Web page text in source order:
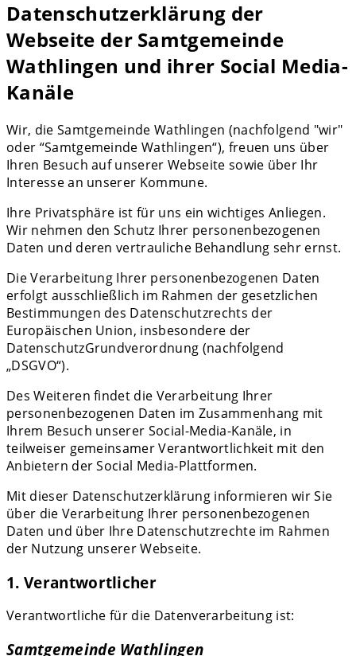
Datenschutzerklärung der
Webseite der Samtgemeinde
Wathlingen und ihrer Social Media-
Kanäle
Wir, die Samtgemeinde Wathlingen (nachfolgend "wir"
oder “Samtgemeinde Wathlingen“), freuen uns über
Ihren Besuch auf unserer Webseite sowie über Ihr
Interesse an unserer Kommune.
Ihre Privatsphäre ist für uns ein wichtiges Anliegen.
Wir nehmen den Schutz Ihrer personenbezogenen
Daten und deren vertrauliche Behandlung sehr ernst.
Die Verarbeitung Ihrer personenbezogenen Daten
erfolgt ausschließlich im Rahmen der gesetzlichen
Bestimmungen des Datenschutzrechts der
Europäischen Union, insbesondere der
DatenschutzGrundverordnung (nachfolgend
„DSGVO“).
Des Weiteren findet die Verarbeitung Ihrer
personenbezogenen Daten im Zusammenhang mit
Ihrem Besuch unserer Social-Media-Kanäle, in
teilweiser gemeinsamer Verantwortlichkeit mit den
Anbietern der Social Media-Plattformen.
Mit dieser Datenschutzerklärung informieren wir Sie
über die Verarbeitung Ihrer personenbezogenen
Daten und über Ihre Datenschutzrechte im Rahmen
der Nutzung unserer Webseite.
1. Verantwortlicher
Verantwortliche für die Datenverarbeitung ist:
Samtgemeinde Wathlingen